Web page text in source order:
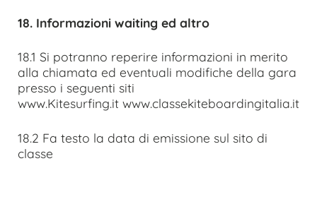
18. Informazioni waiting ed altro
18.1 Si potranno reperire informazioni in merito
alla chiamata ed eventuali modifiche della gara
presso i seguenti siti
www.Kitesurfing.it www.classekiteboardingitalia.it
18.2 Fa testo la data di emissione sul sito di
classe